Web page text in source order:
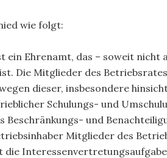
wie folgt:
ein Ehrenamt, das – soweit
Die Mitglieder des
dieser, insbesondere
Schulungs- und
Beschränkungs- und
Mitglieder des
die